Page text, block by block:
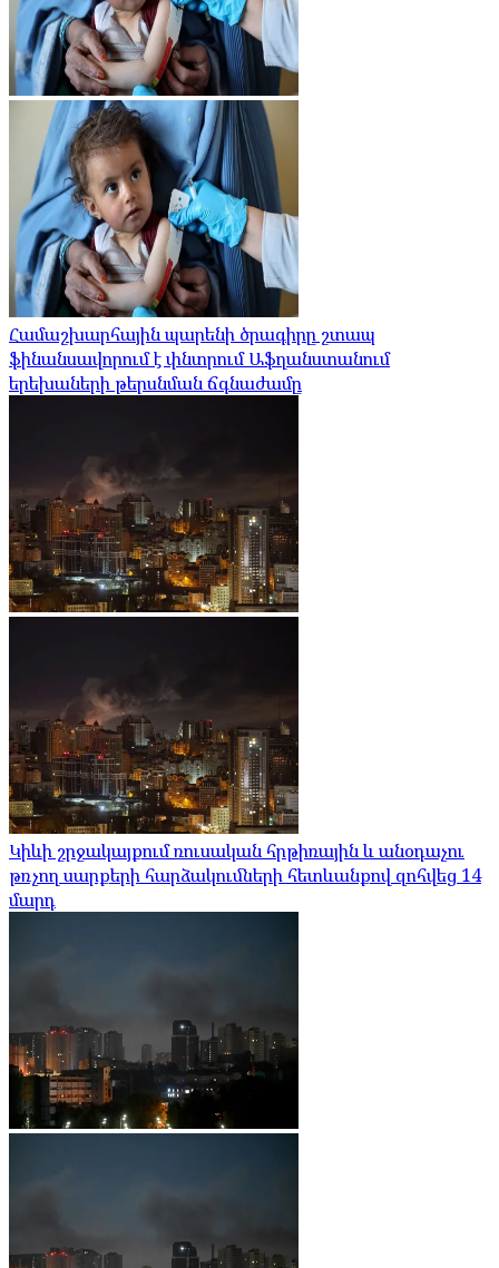
Համաշխարհային պարենի ծրագիրը շտապ
ֆինանսավորում է փնտրում Աֆղանստանում
երեխաների թերսնման ճգնաժամը
Կիևի շրջակայքում ռուսական հրթիռային և անօդաչու
թռչող սարքերի հարձակումների հետևանքով զոհվեց 14
մարդ